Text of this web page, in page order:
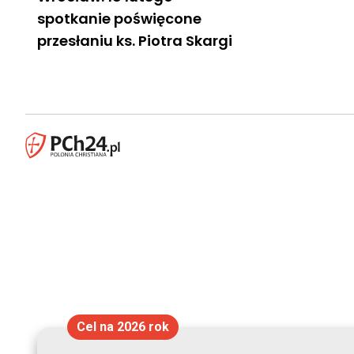
spotkanie poświęcone
przesłaniu ks. Piotra Skargi
Cel na 2026 rok